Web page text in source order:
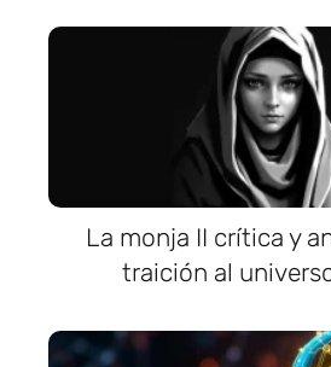
La monja II crítica y
traición al